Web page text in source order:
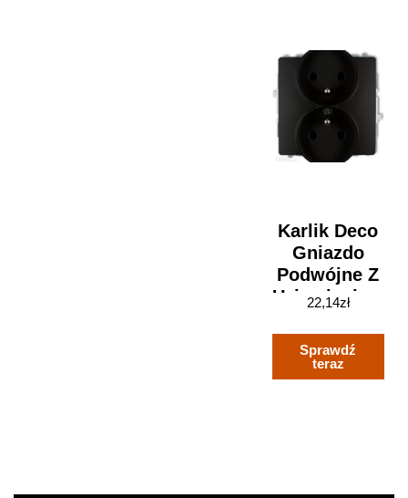
Karlik Deco
Gniazdo
Podwójne Z
Uziemieniem
Przesłonami
Torów
Prądowych
22,14zł
Sprawdź
teraz